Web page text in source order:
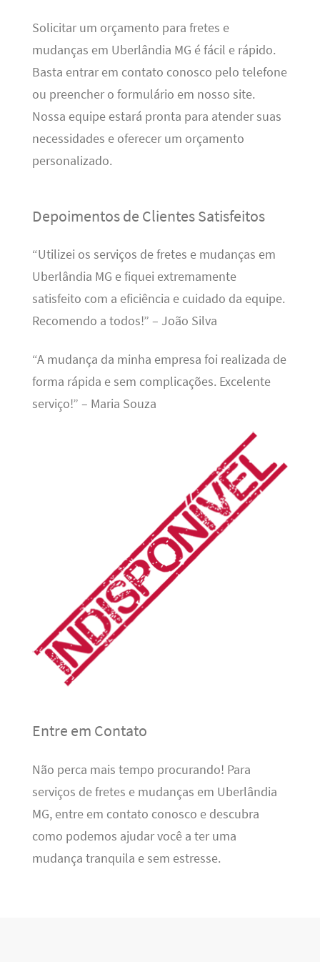
Solicitar um orçamento para fretes e
mudanças em Uberlândia MG é fácil e rápido.
Basta entrar em contato conosco pelo telefone
ou preencher o formulário em nosso site.
Nossa equipe estará pronta para atender suas
necessidades e oferecer um orçamento
personalizado.
Depoimentos de Clientes Satisfeitos
“Utilizei os serviços de fretes e mudanças em
Uberlândia MG e fiquei extremamente
satisfeito com a eficiência e cuidado da equipe.
Recomendo a todos!” – João Silva
“A mudança da minha empresa foi realizada de
forma rápida e sem complicações. Excelente
serviço!” – Maria Souza
Entre em Contato
Não perca mais tempo procurando! Para
serviços de fretes e mudanças em Uberlândia
MG, entre em contato conosco e descubra
como podemos ajudar você a ter uma
mudança tranquila e sem estresse.